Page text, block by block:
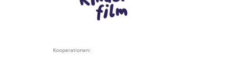
Kooperationen: